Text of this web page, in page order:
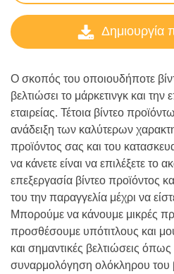
Δημιουργία
Ο σκοπός του οποιουδήποτε
βελτιώσει το μάρκετινγκ και
εταιρείας. Τέτοια βίντεο
ανάδειξη των καλύτερων
προϊόντος σας και του
να κάνετε είναι να επιλέξετε το
επεξεργασία βίντεο προϊόντος
του την παραγγελία μέχρι να
Μπορούμε να κάνουμε μικρές
προσθέσουμε υπότιτλους και
και σημαντικές βελτιώσεις
συναρμολόγηση ολόκληρου του